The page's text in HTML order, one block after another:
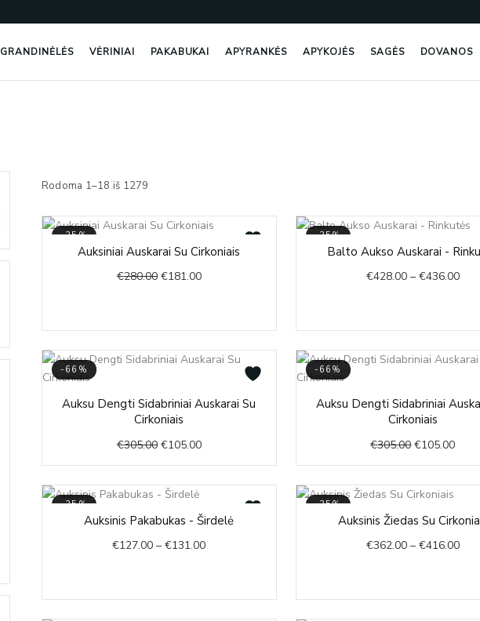
GRANDINĖLĖS VĖRINIAI PAKABUKAI APYRANKĖS APYKOJĖS SAGĖS DOVANOS
Rodoma 1–18 iš 1279
-35%
Auksiniai Auskarai Su Cirkoniais
€280.00
price
was:
€181.00
price
is:
-35%
Balto Aukso Auskarai -
€428.00 – €436.00
-66%
Auksu Dengti Sidabriniai Auskarai Su
Cirkoniais
€305.00
price
€305.00.
€105.00€105.00.
-66%
Auksu Dengti Sidabriniai
Cirkoniais
€305.00
price
€305.00.
€105.00
-35%
Auksinis Pakabukas - Širdelė
€127.00 – €131.00
range:
€127.00
-35%
Auksinis Žiedas Su
€362.00 – €416.00